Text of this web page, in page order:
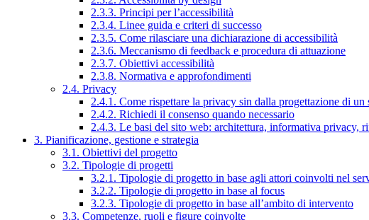
2.3.3. Principi per l’accessibilità
2.3.4. Linee guida e criteri di successo
2.3.5. Come rilasciare una dichiarazione di accessibilità
2.3.6. Meccanismo di feedback e procedura di attuazione
2.3.7. Obiettivi accessibilità
2.3.8. Normativa e approfondimenti
2.4. Privacy
2.4.1. Come rispettare la privacy sin dalla progettazione di
2.4.2. Richiedi il consenso quando necessario
2.4.3. Le basi del sito web: architettura, informativa privacy,
3. Pianificazione, gestione e strategia
3.1. Obiettivi del progetto
3.2. Tipologie di progetti
3.2.1. Tipologie di progetto in base agli attori coinvolti nel
3.2.2. Tipologie di progetto in base al focus
3.2.3. Tipologie di progetto in base all’ambito di intervento
3.3. Competenze, ruoli e figure coinvolte